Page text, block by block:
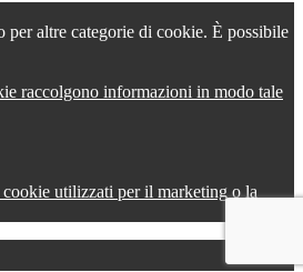
per altre categorie di cookie. È possibile
raccolgono informazioni in modo tale
utilizzati per il marketing o la